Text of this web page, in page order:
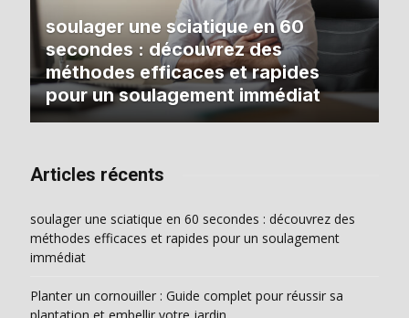
soulager une sciatique en 60
secondes : découvrez des
méthodes efficaces et rapides
pour un soulagement immédiat
Articles récents
soulager une sciatique en 60 secondes : découvrez des
méthodes efficaces et rapides pour un soulagement
immédiat
Planter un cornouiller : Guide complet pour réussir sa